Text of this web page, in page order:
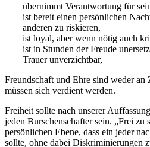
übernimmt Verantwortung für
ist bereit einen persönlichen
anderen zu riskieren,
ist loyal, aber wenn nötig auch
ist in Stunden der Freude
Trauer unverzichtbar,
Freundschaft und Ehre sind weder
müssen sich verdient werden.
Freiheit sollte nach unserer
jeden Burschenschafter sein. „Frei zu
persönlichen Ebene, dass ein jeder
sollte, ohne dabei Diskriminierungen